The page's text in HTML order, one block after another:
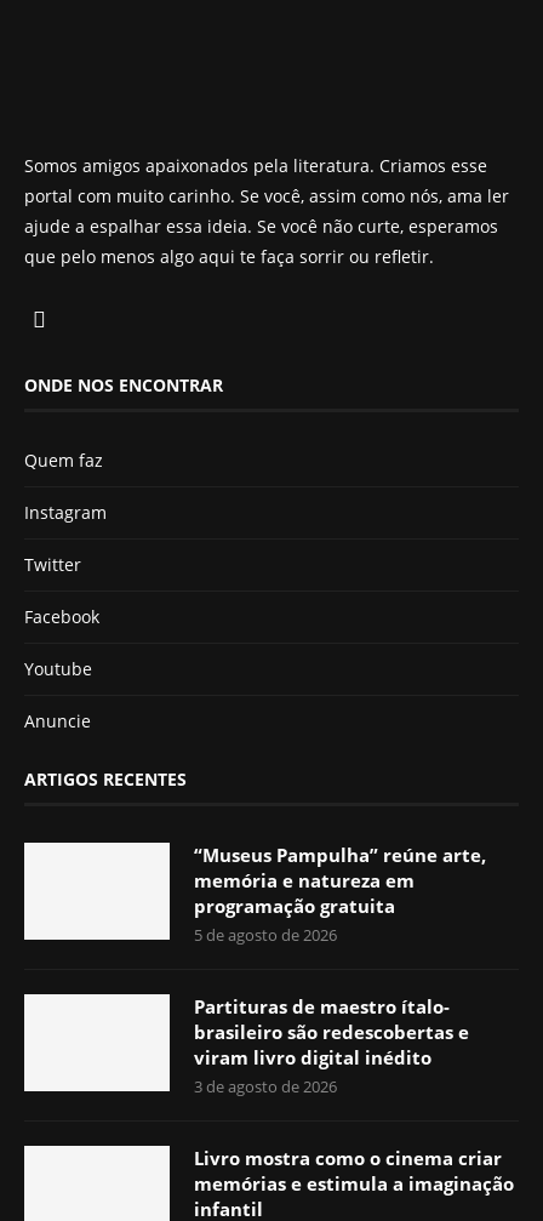
Somos amigos apaixonados pela literatura. Criamos esse
portal com muito carinho. Se você, assim como nós, ama ler
ajude a espalhar essa ideia. Se você não curte, esperamos
que pelo menos algo aqui te faça sorrir ou refletir.
ONDE NOS ENCONTRAR
Quem faz
Instagram
Twitter
Facebook
Youtube
Anuncie
ARTIGOS RECENTES
“Museus Pampulha” reúne arte,
memória e natureza em
programação gratuita
5 de agosto de 2026
Partituras de maestro ítalo-
brasileiro são redescobertas e
viram livro digital inédito
3 de agosto de 2026
Livro mostra como o cinema criar
memórias e estimula a imaginação
infantil